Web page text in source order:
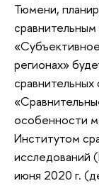
Тюмени,
регионах»
особенности
Институтом
исследований
июня 2020 г.